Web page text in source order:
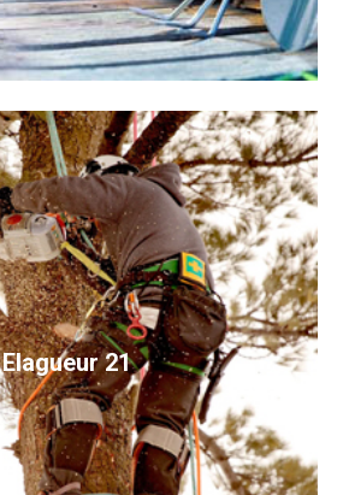
Elagueur 21